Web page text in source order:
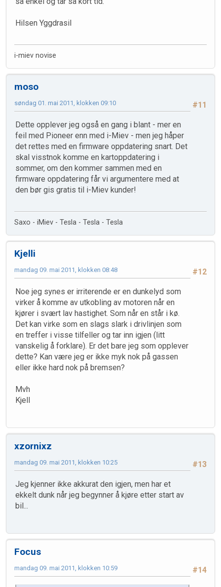
Hilsen Yggdrasil
i-miev novise
moso
#11
søndag 01. mai 2011, klokken 09:10
Dette opplever jeg også en gang i blant - mer en
feil med Pioneer enn med i-Miev - men jeg håper
det rettes med en firmware oppdatering snart. Det
skal visstnok komme en kartoppdatering i
sommer, om den kommer sammen med en
firmware oppdatering får vi argumentere med at
den bør gis gratis til i-Miev kunder!
Saxo - iMiev - Tesla - Tesla - Tesla
Kjelli
#12
mandag 09. mai 2011, klokken 08:48
Noe jeg synes er irriterende er en dunkelyd som
virker å komme av utkobling av motoren når en
kjører i svært lav hastighet. Som når en står i kø.
Det kan virke som en slags slark i drivlinjen som
en treffer i visse tilfeller og tar inn igjen (litt
vanskelig å forklare). Er det bare jeg som opplever
dette? Kan være jeg er ikke myk nok på gassen
eller ikke hard nok på bremsen?
Mvh
Kjell
xzornixz
#13
mandag 09. mai 2011, klokken 10:25
Jeg kjenner ikke akkurat den igjen, men har et
ekkelt dunk når jeg begynner å kjøre etter start av
bil...
Focus
#14
mandag 09. mai 2011, klokken 10:59